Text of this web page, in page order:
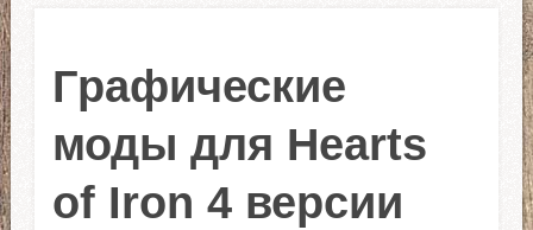
Графические
моды для Hearts
of Iron 4 версии